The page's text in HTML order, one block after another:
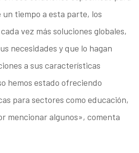
tiempo a esta parte, los
vez más soluciones globales,
necesidades y que lo hagan
a sus características
hemos estado ofreciendo
para sectores como educación,
mencionar algunos», comenta